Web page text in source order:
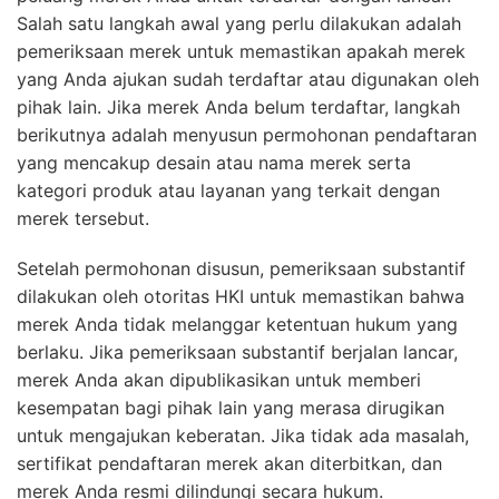
Salah satu langkah awal yang perlu dilakukan adalah
pemeriksaan merek untuk memastikan apakah merek
yang Anda ajukan sudah terdaftar atau digunakan oleh
pihak lain. Jika merek Anda belum terdaftar, langkah
berikutnya adalah menyusun permohonan pendaftaran
yang mencakup desain atau nama merek serta
kategori produk atau layanan yang terkait dengan
merek tersebut.
Setelah permohonan disusun, pemeriksaan substantif
dilakukan oleh otoritas HKI untuk memastikan bahwa
merek Anda tidak melanggar ketentuan hukum yang
berlaku. Jika pemeriksaan substantif berjalan lancar,
merek Anda akan dipublikasikan untuk memberi
kesempatan bagi pihak lain yang merasa dirugikan
untuk mengajukan keberatan. Jika tidak ada masalah,
sertifikat pendaftaran merek akan diterbitkan, dan
merek Anda resmi dilindungi secara hukum.